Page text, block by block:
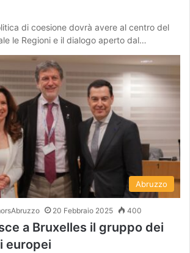
di coesione dovrà avere al centro del
le Regioni e il dialogo aperto dal…
Abruzzo
20 Febbraio 2025 400
a Bruxelles il gruppo dei
europei